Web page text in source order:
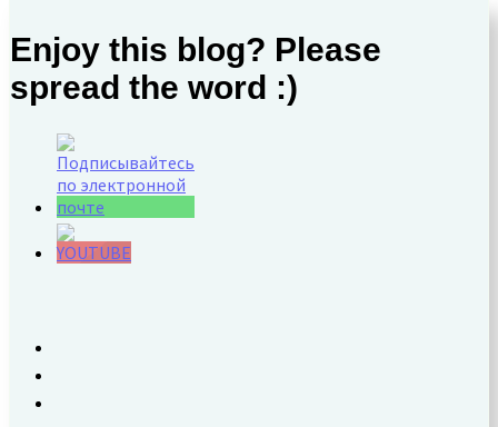
Enjoy this blog? Please
spread the word :)